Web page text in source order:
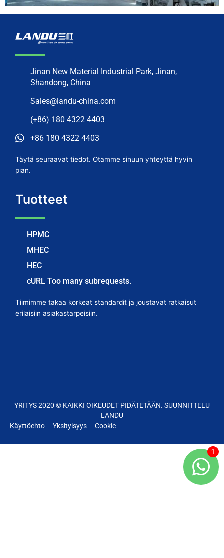
Jinan New Material Industrial Park, Jinan,
Shandong, China
Sales@landu-china.com
(+86) 180 4322 4403
+86 180 4322 4403
Täytä seuraavat tiedot. Otamme sinuun yhteyttä hyvin
pian.
Tuotteet
HPMC
MHEC
HEC
cURL Too many subrequests.
Tiimimme takaa korkeat standardit ja joustavat ratkaisut
erilaisiin asiakastarpeisiin.
YRITYS 2020 © KAIKKI OIKEUDET PIDÄTETÄÄN. SUUNNITTELU
LANDU
Käyttöehto
Yksityisyys Cookie